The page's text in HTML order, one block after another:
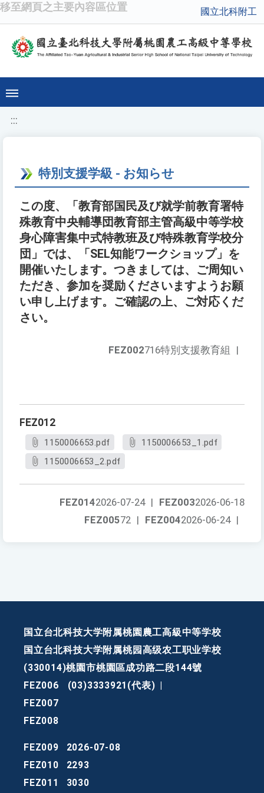
移至網頁之主要內容區位置 國立北科附工
:::
特別支援学級 - お知らせ
この度、「教育部国民及び就学前教育署特
殊教育中央輔導団教育部主管高級中等学校
身心障害集中式特教班及び特殊教育学校分
団」では、「SEL知能ワークショップ」を
開催いたします。つきましては、ご周知い
ただき、参加を奨励くださいますようお願
い申し上げます。ご確認の上、ご対応くだ
さい。
FEZ002716特別支援教育組 |
FEZ012
1150006653.pdf
1150006653_1.pdf
1150006653_2.pdf
FEZ0032026-06-18
FEZ0142026-07-24 |
FEZ0042026-06-24 |
FEZ00572 |
国立台北科技大学附属桃園農工高級中等学校
国立台北科技大学附属桃园高级农工职业学校
(330014)桃園市桃園區成功路二段144號
FEZ006
(03)3333921(代表)
FEZ007
FEZ008
FEZ009
2026-07-08
FEZ010
2293
FEZ011
3030